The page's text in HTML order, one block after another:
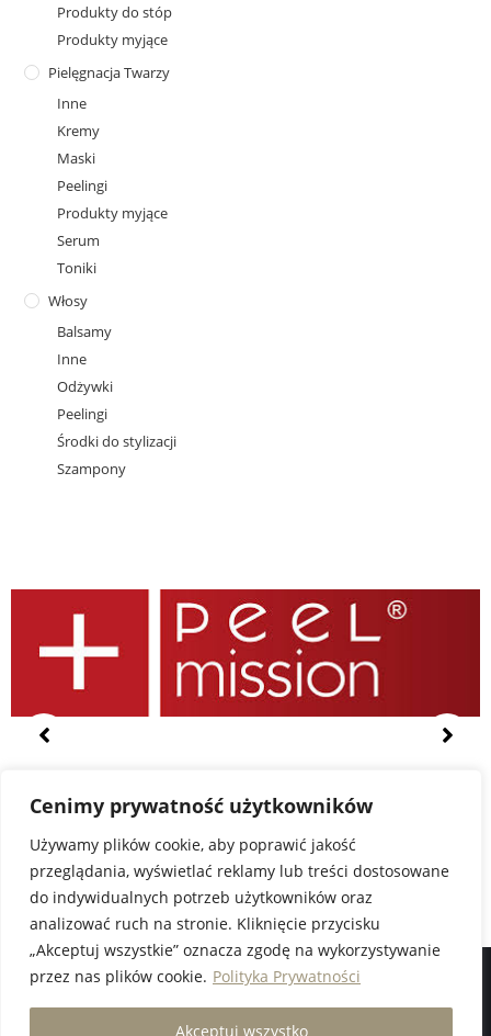
Cenimy prywatność użytkowników
Używamy plików cookie, aby poprawić jakość
przeglądania, wyświetlać reklamy lub treści dostosowane
do indywidualnych potrzeb użytkowników oraz
analizować ruch na stronie. Kliknięcie przycisku
„Akceptuj wszystkie” oznacza zgodę na wykorzystywanie
przez nas plików cookie. Polityka Prywatności
Akceptuj wszystko
Produkty do stóp
Produkty myjące
Pielęgnacja Twarzy
Inne
Kremy
Maski
Peelingi
Produkty myjące
Serum
Toniki
Włosy
Balsamy
Inne
Odżywki
Peelingi
Środki do stylizacji
Szampony
© COPYRIGHT 2020 STUDIO ASUANA | STWORZONE W RAMACH
ATWI.PL